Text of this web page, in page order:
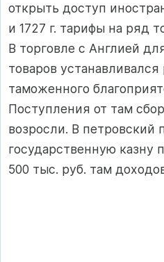
открыть доступ
и 1727 г. тарифы на ряд
В торговле с Англией
товаров
таможенного
Поступления от там
возросли. В петровский
государственную казну
500 тыс. руб. там